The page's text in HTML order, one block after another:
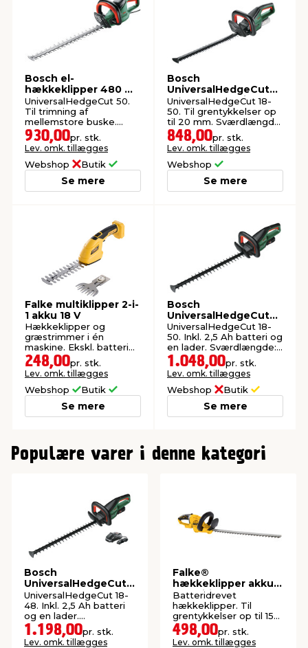
Bosch el-
hækkeklipper 480 W
50 cm
UniversalHedgeCut 50.
Til trimning af
mellemstore buske.
Sværdlængde: 50 cm.
930,00pr. stk.
Lev. omk. tillægges
Webshop Butik
Se mere
Bosch
UniversalHedgeCut
18-50 hækkeklipper
akku
UniversalHedgeCut 18-
50. Til grentykkelser op
til 20 mm. Sværdlængde:
50 cm.
848,00pr. stk.
Lev. omk. tillægges
Webshop
Se mere
Falke multiklipper 2-i-
1 akku 18 V
Hækkeklipper og
græstrimmer i én
maskine. Ekskl. batteri
og lader.
248,00pr. stk.
Lev. omk. tillægges
Webshop Butik
Se mere
Bosch
UniversalHedgeCut
18V-50 hækkeklipper
2,5 Ah
UniversalHedgeCut 18-
50. Inkl. 2,5 Ah batteri og
en lader. Sværdlængde:
50 cm.
1.048,00pr. stk.
Lev. omk. tillægges
Webshop Butik
Se mere
Populære varer i denne kategori
Bosch
UniversalHedgeCut
18V-48
hækkeklipper 2,5 Ah
UniversalHedgeCut 18-
48. Inkl. 2,5 Ah batteri
og en lader.
Sværdlængde: 50 cm.
1.198,00pr. stk.
Lev. omk. tillægges
Falke®
hækkeklipper akku
18 V Li-ion
Batteridrevet
hækkeklipper. Til
grentykkelser op til 15
mm. Sværdlængde: 55
cm
498,00pr. stk.
Lev. omk. tillægges